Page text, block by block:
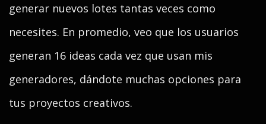
generar nuevos lotes tantas veces como
necesites. En promedio, veo que los usuarios
generan 16 ideas cada vez que usan mis
generadores, dándote muchas opciones para
tus proyectos creativos.